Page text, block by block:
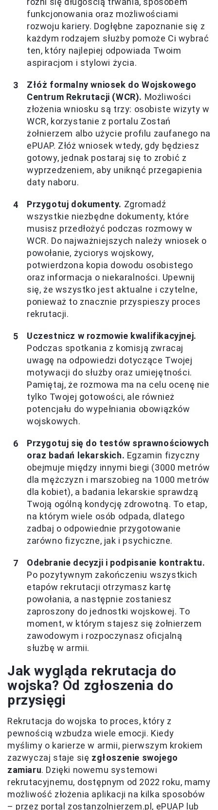
funkcjonowania oraz możliwościami
rozwoju kariery. Dogłębne zapoznanie się z
każdym rodzajem służby pomoże Ci wybrać
ten, który najlepiej odpowiada Twoim
aspiracjom i stylowi życia.
Złóż formalny wniosek do Wojskowego
Centrum Rekrutacji (WCR). Możliwości
złożenia wniosku są trzy: osobiste wizyty w
WCR, korzystanie z portalu Zostań
żołnierzem albo użycie profilu zaufanego na
ePUAP. Złóż wniosek wtedy, gdy będziesz
gotowy, jednak postaraj się to zrobić z
wyprzedzeniem, aby uniknąć przegapienia
daty naboru.
Przygotuj dokumenty. Zgromadź
wszystkie niezbędne dokumenty, które
musisz przedłożyć podczas rozmowy w
WCR. Do najważniejszych należy wniosek o
powołanie, życiorys wojskowy,
potwierdzona kopia dowodu osobistego
oraz informacja o niekaralności. Upewnij
się, że wszystko jest aktualne i czytelne,
ponieważ to znacznie przyspieszy proces
rekrutacji.
Uczestnicz w rozmowie kwalifikacyjnej.
Podczas spotkania z komisją zwracaj
uwagę na odpowiedzi dotyczące Twojej
motywacji do służby oraz umiejętności.
Pamiętaj, że rozmowa ma na celu ocenę nie
tylko Twojej gotowości, ale również
potencjału do wypełniania obowiązków
wojskowych.
Przygotuj się do testów sprawnościowych
oraz badań lekarskich. Egzamin fizyczny
obejmuje między innymi biegi (3000 metrów
dla mężczyzn i marszobieg na 1000 metrów
dla kobiet), a badania lekarskie sprawdzą
Twoją ogólną kondycję zdrowotną. To etap,
na którym wiele osób odpada, dlatego
zadbaj o odpowiednie przygotowanie
zarówno fizyczne, jak i psychiczne.
Odebranie decyzji i podpisanie kontraktu.
Po pozytywnym zakończeniu wszystkich
etapów rekrutacji otrzymasz kartę
powołania, a następnie zostaniesz
zaproszony do jednostki wojskowej. To
moment, w którym stajesz się żołnierzem
zawodowym i rozpoczynasz oficjalną
służbę w armii.
Jak wygląda rekrutacja do
wojska? Od zgłoszenia do
przysięgi
Rekrutacja do wojska to proces, który z
pewnością wzbudza wiele emocji. Kiedy
myślimy o karierze w armii, pierwszym krokiem
zazwyczaj staje się zgłoszenie swojego
zamiaru. Dzięki nowemu systemowi
rekrutacyjnemu, dostępnym od 2022 roku, mamy
możliwość złożenia aplikacji na kilka sposobów
– przez portal zostanzolnierzem.pl, ePUAP lub